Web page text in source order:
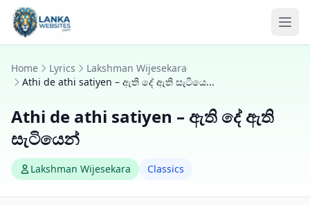
Skip to content
Home Lyrics
Lakshman Wijesekara
Athi de athi satiyen – ඇති දේ ඇති සැටියෙ...
Athi de athi satiyen – ඇති දේ ඇති
සැටියෙන්
Lakshman Wijesekara Classics